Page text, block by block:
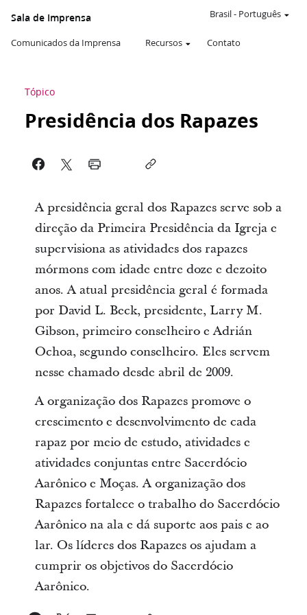
Sala de Imprensa
Comunicados da Imprensa Recursos Contato
Brasil- Português
Tópico
Presidência dos Rapazes
A presidência geral dos Rapazes serve sob a
direção da Primeira Presidência da Igreja e
supervisiona as atividades dos rapazes
mórmons com idade entre doze e dezoito
anos. A atual presidência geral é formada
por David L. Beck, presidente, Larry M.
Gibson, primeiro conselheiro e Adrián
Ochoa, segundo conselheiro. Eles servem
nesse chamado desde abril de 2009.
A organização dos Rapazes promove o
crescimento e desenvolvimento de cada
rapaz por meio de estudo, atividades e
atividades conjuntas entre Sacerdócio
Aarônico e Moças. A organização dos
Rapazes fortalece o trabalho do Sacerdócio
Aarônico na ala e dá suporte aos pais e ao
lar. Os líderes dos Rapazes os ajudam a
cumprir os objetivos do Sacerdócio
Aarônico.